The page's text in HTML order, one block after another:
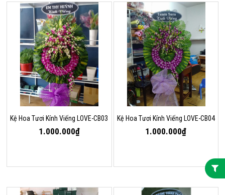
Kệ Hoa Tươi Kính Viếng LOVE-CB03
1.000.000₫
Kệ Hoa Tươi Kính Viếng LOVE-CB04
1.000.000₫